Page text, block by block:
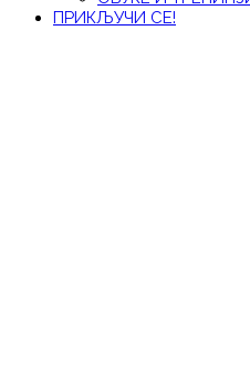
ПРИКЉУЧИ СЕ!